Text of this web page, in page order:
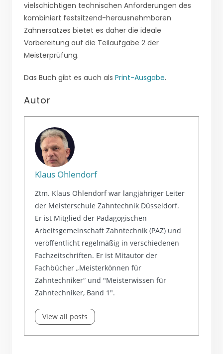
vielschichtigen technischen Anforderungen des
kombiniert festsitzend-herausnehmbaren
Zahnersatzes bietet es daher die ideale
Vorbereitung auf die Teilaufgabe 2 der
Meisterprüfung.
Das Buch gibt es auch alsPrint-Ausgabe.
Autor
Klaus Ohlendorf
Ztm. Klaus Ohlendorf war langjähriger Leiter
der Meisterschule Zahntechnik Düsseldorf.
Er ist Mitglied der Pädagogischen
Arbeitsgemeinschaft Zahntechnik (PAZ) und
veröffentlicht regelmäßig in verschiedenen
Fachzeitschriften. Er ist Mitautor der
Fachbücher „Meisterkönnen für
Zahntechniker“ und "Meisterwissen für
Zahntechniker, Band 1".
View all posts